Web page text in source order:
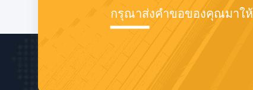
กรุณาส่งคําขอของคุณมาให้